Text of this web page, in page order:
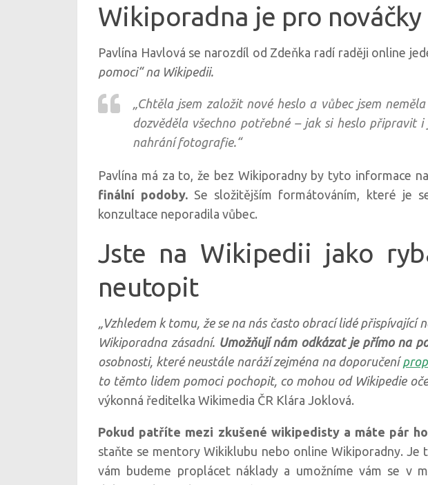
Wikiporadna je pro
Pavlína Havlová se narozdíl od Zdeňka radí raději online
pomoci“ na Wikipedii.
Chtěla jsem založit nové heslo a vůbec jsem
dozvěděla všechno potřebné – jak si heslo
nahrání fotografie.“
Pavlína má za to, že bez Wikiporadny by tyto informace
finální podoby. Se složitějším formátováním, které je
konzultace neporadila vůbec.
Jste na Wikipedii jako
neutopit
„Vzhledem k tomu, že se na nás často obrací lidé
Wikiporadna zásadní. Umožňují nám odkázat je přímo na
osobnosti, které neustále naráží zejména na doporučení
to těmto lidem pomoci pochopit, co mohou od Wikipedie
výkonná ředitelka Wikimedia ČR Klára Joklová.
Pokud patříte mezi zkušené wikipedisty a máte pár
staňte se mentory Wikiklubu nebo online Wikiporadny.
vám budeme proplácet náklady a umožníme vám se v